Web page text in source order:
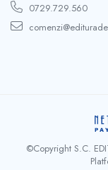
0729.729.560
©Copyright S.C.